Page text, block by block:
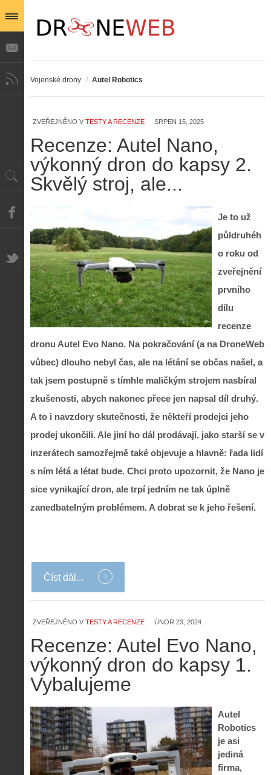
Vojenské drony / Autel Robotics
ZVEŘEJNĚNO V TESTY A RECENZE SRPEN 15, 2025
Recenze: Autel Nano,
výkonný dron do kapsy 2.
Skvělý stroj, ale...
Je to už
půldruhéh
o roku od
zveřejnění
prvního
dílu
recenze
dronu Autel Evo Nano. Na pokračování (a na DroneWeb
vůbec) dlouho nebyl čas, ale na létání se občas našel, a
tak jsem postupně s tímhle maličkým strojem nasbíral
zkušenosti, abych nakonec přece jen napsal díl druhý.
A to i navzdory skutečnosti, že někteří prodejci jeho
prodej ukončili. Ale jiní ho dál prodávají, jako starší se v
inzerátech samozřejmě také objevuje a hlavně: řada lidí
s ním létá a létat bude. Chci proto upozornit, že Nano je
sice vynikající dron, ale trpí jedním ne tak úplně
zanedbatelným problémem. A dobrat se k jeho řešení.
Číst dál...
ZVEŘEJNĚNO V TESTY A RECENZE ÚNOR 23, 2024
Recenze: Autel Evo Nano,
výkonný dron do kapsy 1.
Vybalujeme
Autel
Robotics
je asi
jediná
firma,